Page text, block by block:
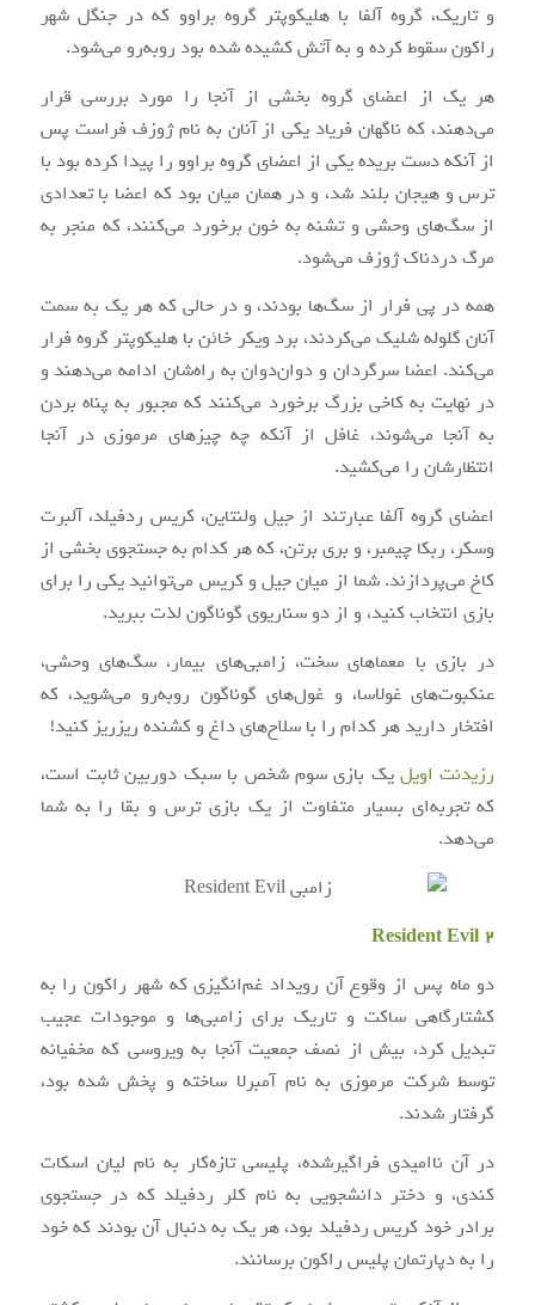
و تاریک، گروه آلفا با هلیکوپتر گروه براوو که در جنگل شهر
راکون سقوط کرده و به آتش کشیده شده بود روبه‌رو می‌شود.
هر یک از اعضای گروه بخشی از آنجا را مورد بررسی قرار
می‌دهند، که ناگهان فریاد یکی از آنان به نام ژوزف فراست پس
از آنکه دست بریده یکی از اعضای گروه براوو را پیدا کرده بود با
ترس و هیجان بلند شد، و در همان میان بود که اعضا با تعدادی
از سگ‌های وحشی و تشنه به خون برخورد می‌کنند، که منجر به
مرگ دردناک ژوزف می‌شود.
همه در پی فرار از سگ‌ها بودند، و در حالی که هر یک به سمت
آنان گلوله شلیک می‌کردند، برد ویکر خائن با هلیکوپتر گروه فرار
می‌کند. اعضا سرگردان و دوان‌دوان به راه‌شان ادامه می‌دهند و
در نهایت به کاخی بزرگ برخورد می‌کنند که مجبور به پناه بردن
به آنجا می‌شوند، غافل از آنکه چه چیزهای مرموزی در آنجا
انتظارشان را می‌کشید.
اعضای گروه آلفا عبارتند از جیل ولنتاین، کریس ردفیلد، آلبرت
وسکر، ربکا چیمبر، و بری برتن، که هر کدام به جستجوی بخشی از
کاخ می‌پردازند. شما از میان جیل و کریس می‌توانید یکی را برای
بازی انتخاب کنید، و از دو سناریوی گوناگون لذت ببرید.
در بازی با معماهای سخت، زامبی‌های بیمار، سگ‌های وحشی،
عنکبوت‌های غولاسا، و غول‌های گوناگون روبه‌رو می‌شوید، که
افتخار دارید هر کدام را با سلاح‌های داغ و کشنده ریزریز کنید!
رزیدنت اویلیک بازی سوم شخص با سبک دوربین ثابت است،
که تجربه‌ای بسیار متفاوت از یک بازی ترس و بقا را به شما
می‌دهد.
Resident Evil 2
دو ماه پس از وقوع آن رویداد غم‌انگیزی که شهر راکون را به
کشتارگاهی ساکت و تاریک برای زامبی‌ها و موجودات عجیب
تبدیل کرد، بیش از نصف جمعیت آنجا به ویروسی که مخفیانه
توسط شرکت مرموزی به نام آمبرلا ساخته و پخش شده بود،
گرفتار شدند.
در آن ناامیدی فراگیرشده، پلیسی تازه‌کار به نام لیان اسکات
کندی، و دختر دانشجویی به نام کلر ردفیلد که در جستجوی
برادر خود کریس ردفیلد بود، هر یک به دنبال آن بودند که خود
را به دپارتمان پلیس راکون برسانند.